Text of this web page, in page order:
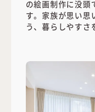
の絵画制作に没頭
す。家族が思い思
う、暮らしやすさ